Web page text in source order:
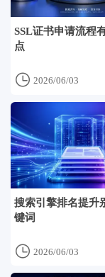
SSL证书申请流程
点
 2026/06/03
搜索引擎排名提升
键词
 2026/06/03